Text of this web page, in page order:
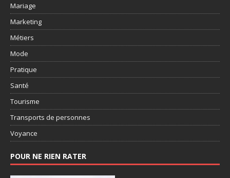
Mariage
Marketing
Métiers
Mode
Pratique
Santé
Tourisme
Transports de personnes
Voyance
POUR NE RIEN RATER